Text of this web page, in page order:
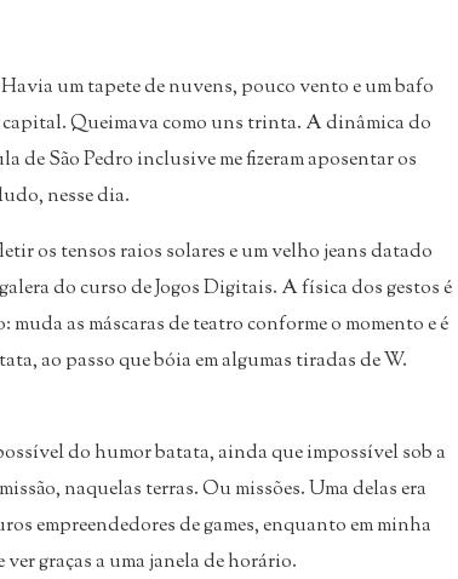
um tapete de nuvens, pouco vento e um bafo
Queimava como uns trinta. A dinâmica do
de São Pedro inclusive me fizeram aposentar os
nesse dia.
os tensos raios solares e um velho jeans datado
do curso de Jogos Digitais. A física dos gestos é
as máscaras de teatro conforme o momento e é
ao passo que bóia em algumas tiradas de W.
do humor batata, ainda que impossível sob a
naquelas terras. Ou missões. Uma delas era
empreendedores de games, enquanto em minha
graças a uma janela de horário.